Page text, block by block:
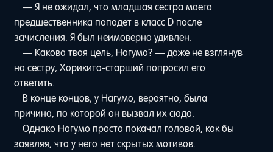
— Я не ожидал, что младшая сестра моего
предшественника попадет в класс D после
зачисления. Я был неимоверно удивлен.
— Какова твоя цель, Нагумо? — даже не взглянув
на сестру, Хорикита-старший попросил его
ответить.
В конце концов, у Нагумо, вероятно, была
причина, по которой он вызвал их сюда.
Однако Нагумо просто покачал головой, как бы
заявляя, что у него нет скрытых мотивов.